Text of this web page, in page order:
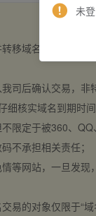
移域名，交易自
司后确认交易，非
细核实域名到期时
限定于被360、
不承担相关责任；
等网站，一旦发
易的对象仅限于“
未